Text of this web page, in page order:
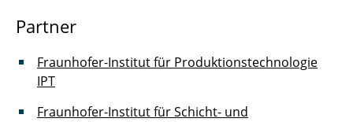
Partner
Fraunhofer-Institut für Produktionstechnologie
IPT
Fraunhofer-Institut für Schicht- und